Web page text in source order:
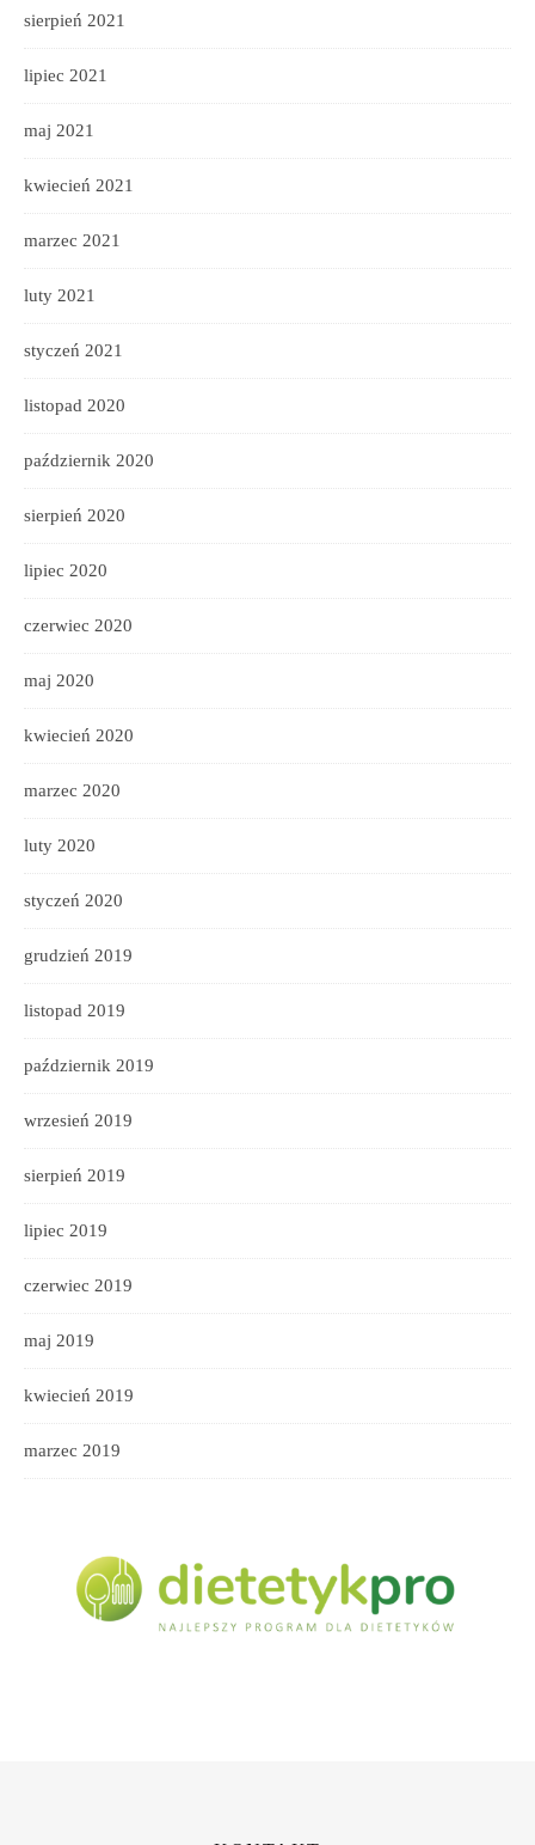
sierpień 2021
lipiec 2021
maj 2021
kwiecień 2021
marzec 2021
luty 2021
styczeń 2021
listopad 2020
październik 2020
sierpień 2020
lipiec 2020
czerwiec 2020
maj 2020
kwiecień 2020
marzec 2020
luty 2020
styczeń 2020
grudzień 2019
listopad 2019
październik 2019
wrzesień 2019
sierpień 2019
lipiec 2019
czerwiec 2019
maj 2019
kwiecień 2019
marzec 2019